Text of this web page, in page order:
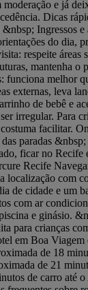
moderação e já
Dicas
Ingressos e
do dia,
respeite áreas
mantenha o
funciona melhor
externas, leva
de bebê e
irregular. Para
facilitar.
paradas
ficar no Recife
Recife
localização com
de cidade e um
com ar
e ginásio.
para crianças
em Boa Viagem
de 18
de 21
de carro até